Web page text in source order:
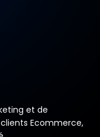
et de
Ecommerce,